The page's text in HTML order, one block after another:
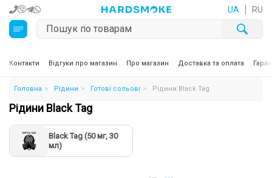
UA RU
Кальяни
Тютюн для кальяну та кальянні суміші
Чаші для кальяну
Контакти Відгуки про магазин Про магазин Доставка та оплата
Головна Рідини Готові сольові Рідини Black Tag
Рідини Black Tag
Black Tag (50 мг, 30
мл)